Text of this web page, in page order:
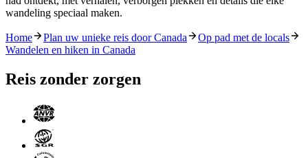
wandeling speciaal maken.
Home Plan uw unieke reis door Canada
Op pad met de locals
Wandelen en hiken in Canada
Reis zonder zorgen